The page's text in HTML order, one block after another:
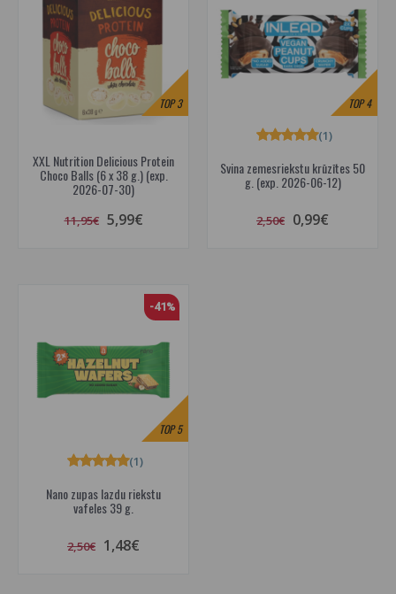
TOP3
XXL Nutrition Delicious Protein
Choco Balls (6 x 38 g.) (exp.
2026-07-30)
11,95€ 5,99€
TOP4
Svina zemesriekstu krūzītes 50
g. (exp. 2026-06-12)
(1)
2,50€ 0,99€
TOP5
-41%
Nano zupas lazdu riekstu
vafeles 39 g.
(1)
2,50€ 1,48€